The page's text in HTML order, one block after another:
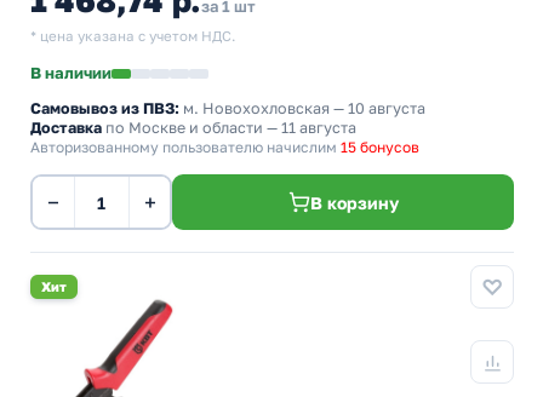
за 1 шт
* цена указана с учетом НДС.
В наличии
Самовывоз из ПВЗ: м. Новохохловская — 10 августа
Доставка по Москве и области — 11 августа
Авторизованному пользователю начислим 15 бонусов
− + В корзину
Хит